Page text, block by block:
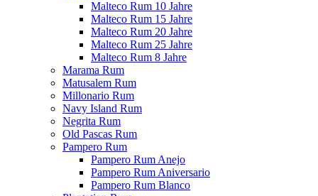
Malteco Rum 10 Jahre
Malteco Rum 15 Jahre
Malteco Rum 20 Jahre
Malteco Rum 25 Jahre
Malteco Rum 8 Jahre
Marama Rum
Matusalem Rum
Millonario Rum
Navy Island Rum
Negrita Rum
Old Pascas Rum
Pampero Rum
Pampero Rum Anejo
Pampero Rum Aniversario
Pampero Rum Blanco